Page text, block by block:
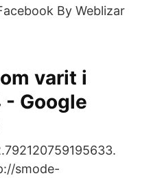
By Weblizar
varit i
- Google
smode-